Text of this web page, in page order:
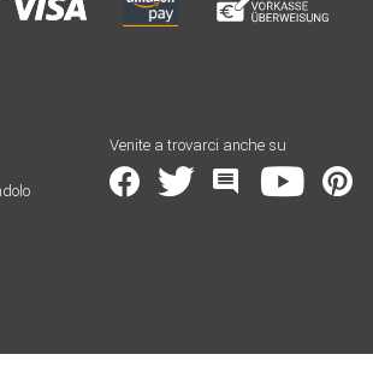
Venite a trovarci anche su